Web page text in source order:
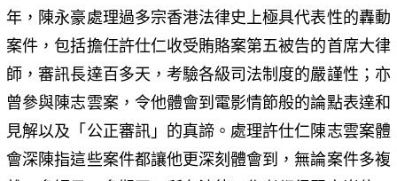
年，陳永豪處理過多宗香港法律史上極具代表性的轟動
案件，包括擔任許仕仁收受賄賂案第五被告的首席大律
師，審訊長達百多天，考驗各級司法制度的嚴謹性；亦
曾參與陳志雲案，令他體會到電影情節般的論點表達和
見解以及「公正審訊」的真諦。處理許仕仁陳志雲案體
會深陳指這些案件都讓他更深刻體會到，無論案件多複